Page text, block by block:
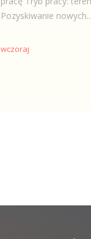
Pozyskiwanie nowych...
wczoraj